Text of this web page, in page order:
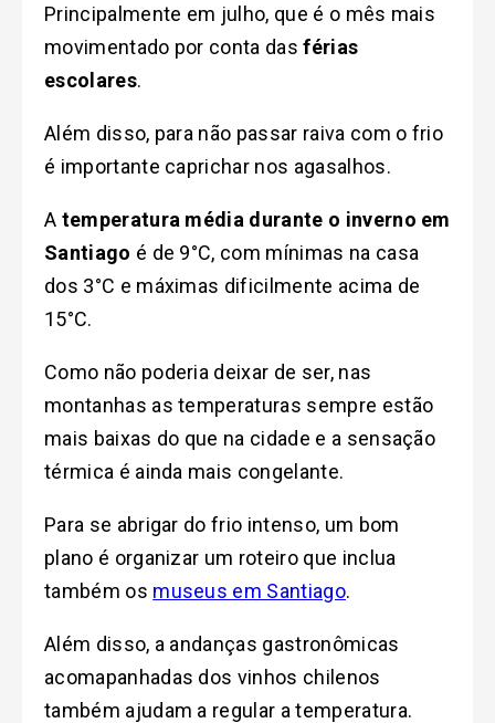
Principalmente em julho, que é o mês mais
movimentado por conta dasférias
escolares.
Além disso, para não passar raiva com o frio
é importante caprichar nos agasalhos.
A temperatura média durante o inverno em
Santiago é de 9°C, com mínimas na casa
dos 3°C e máximas dificilmente acima de
15°C.
Como não poderia deixar de ser, nas
montanhas as temperaturas sempre estão
mais baixas do que na cidade e a sensação
térmica é ainda mais congelante.
Para se abrigar do frio intenso, um bom
plano é organizar um roteiro que inclua
também os museus em Santiago.
Além disso, a andanças gastronômicas
acomapanhadas dos vinhos chilenos
também ajudam a regular a temperatura.